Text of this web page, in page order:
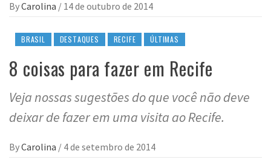
ByCarolina / 14 de outubro de 2014
BRASIL DESTAQUES RECIFE ÚLTIMAS
8 coisas para fazer em Recife
Veja nossas sugestões do que você não deve
deixar de fazer em uma visita ao Recife.
ByCarolina / 4 de setembro de 2014